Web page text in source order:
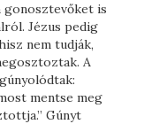
is
Jézus pedig
nem tudják,
A
mentse meg
Gúnyt